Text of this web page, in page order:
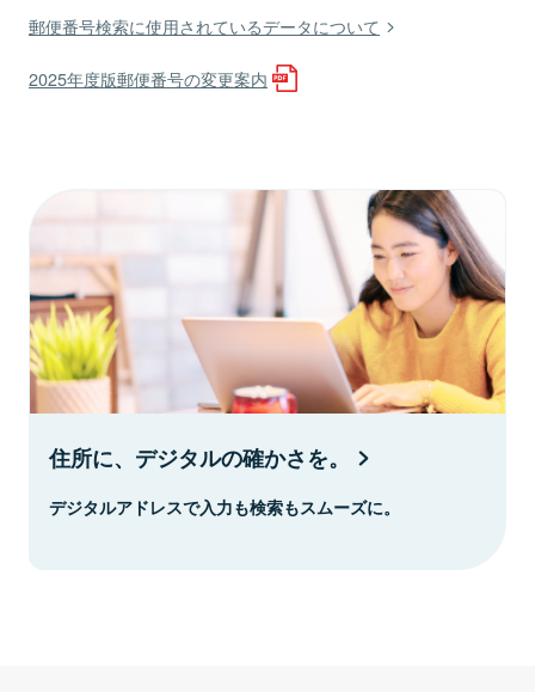
郵便番号検索に使用されているデータについて
2025年度版郵便番号の変更案内
住所に、デジタルの確かさを。
デジタルアドレスで入力も検索もスムーズに。